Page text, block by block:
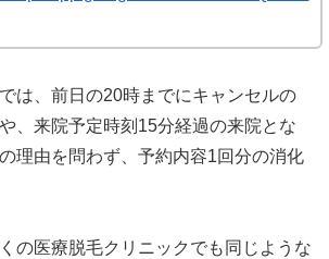
は、前日の20時までにキャンセルの
、来院予定時刻15分経過の来院とな
理由を問わず、予約内容1回分の消化
の医療脱毛クリニックでも同じような